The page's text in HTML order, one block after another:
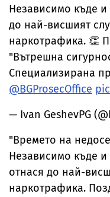
Независимо къде
до най-висшият
наркотрафика. 👏
"Вътрешна
Специализирана
@BGProsecOffice
— Ivan GeshevPG
"Времето на
Независимо къде
отнася до най-
наркотрафика.